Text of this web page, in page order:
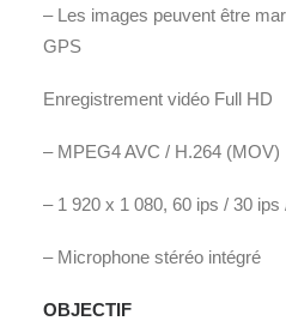
– Les images peuvent être
GPS
Enregistrement vidéo Full HD
– MPEG4 AVC / H.264 (MOV)
– 1 920 x 1 080, 60 ips / 30 ips
– Microphone stéréo intégré
OBJECTIF